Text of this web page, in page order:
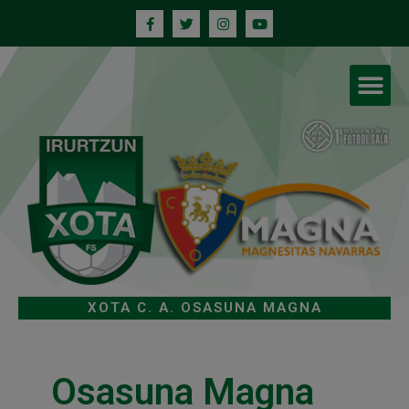
XOTA C. A. OSASUNA MAGNA
Osasuna Magna